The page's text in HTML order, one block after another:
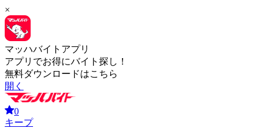
×
マッハバイトアプリ
アプリでお得にバイト探し！
無料ダウンロードはこちら
開く
0
キープ